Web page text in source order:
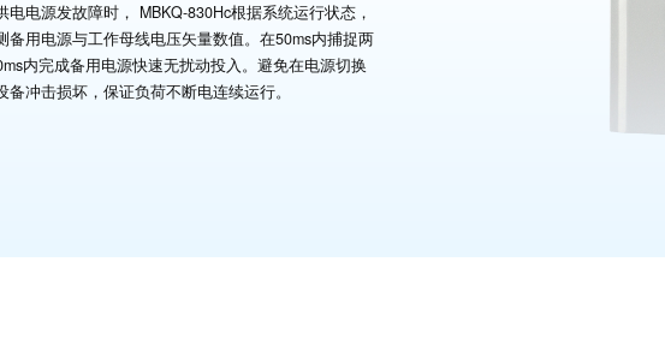
电源发故障时， MBKQ-830Hc根据系统运行状态，
备用电源与工作母线电压矢量数值。在50ms内捕捉两
内完成备用电源快速无扰动投入。避免在电源切换
冲击损坏，保证负荷不断电连续运行。